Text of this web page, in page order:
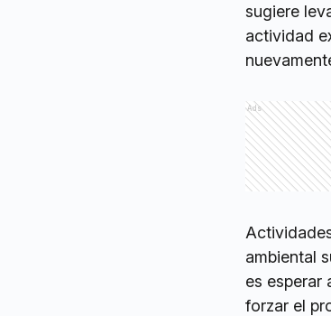
sugiere
actividad
Ads
ambiental
es esperar
forzar el